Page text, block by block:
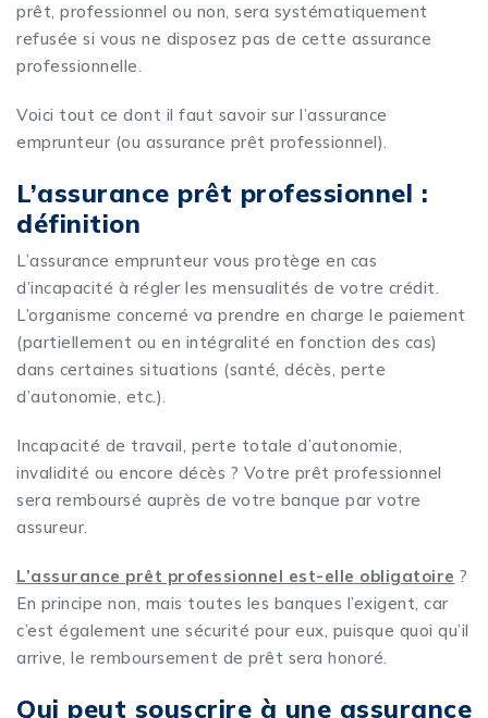
prêt, professionnel ou non, sera systématiquement
refusée si vous ne disposez pas de cette assurance
professionnelle.
Voici tout ce dont il faut savoir sur l’assurance
emprunteur (ou assurance prêt professionnel).
L’assurance prêt professionnel :
définition
L’assurance emprunteur vous protège en cas
d’incapacité à régler les mensualités de votre crédit.
L’organisme concerné va prendre en charge le paiement
(partiellement ou en intégralité en fonction des cas)
dans certaines situations (santé, décès, perte
d’autonomie, etc.).
Incapacité de travail, perte totale d’autonomie,
invalidité ou encore décès ? Votre prêt professionnel
sera remboursé auprès de votre banque par votre
assureur.
L’assurance prêt professionnel est-elle obligatoire ?
En principe non, mais toutes les banques l’exigent, car
c’est également une sécurité pour eux, puisque quoi qu’il
arrive, le remboursement de prêt sera honoré.
Qui peut souscrire à une assurance